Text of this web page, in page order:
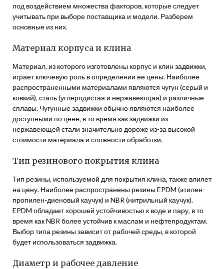
под воздействием множества факторов‚ которые следует
учитывать при выборе поставщика и модели. Разберем
основные из них.
Материал корпуса и клина
Материал‚ из которого изготовлены корпус и клин задвижки‚
играет ключевую роль в определении ее цены. Наиболее
распространенными материалами являются чугун (серый и
ковкий)‚ сталь (углеродистая и нержавеющая) и различные
сплавы. Чугунные задвижки обычно являются наиболее
доступными по цене‚ в то время как задвижки из
нержавеющей стали значительно дороже из-за высокой
стоимости материала и сложности обработки.
Тип резинового покрытия клина
Тип резины‚ используемой для покрытия клина‚ также влияет
на цену. Наиболее распространены резины EPDM (этилен-
пропилен-диеновый каучук) и NBR (нитрильный каучук).
EPDM обладает хорошей устойчивостью к воде и пару‚ в то
время как NBR более устойчив к маслам и нефтепродуктам.
Выбор типа резины зависит от рабочей среды‚ в которой
будет использоваться задвижка.
Диаметр и рабочее давление